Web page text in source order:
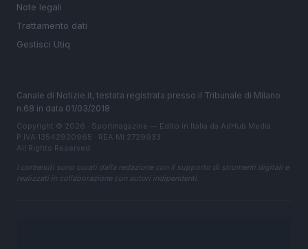
Note legali
Trattamento dati
Gestisci Utiq
Canale di Notizie.it, testata registrata presso il Tribunale di Milano
n.68 in data 01/03/2018
Copyright © 2026 · Sportmagazine — Edito in Italia da AdHub Media
P.IVA 13542920965 · REA MI 2729933
All Rights Reserved
I contenuti sono curati dalla redazione con il supporto di strumenti digitali e
realizzati in collaborazione con autori indipendenti.